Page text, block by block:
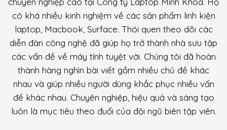
có khá nhiều kinh nghiệm về các sản phẩm linh kiện
laptop, Macbook, Surface. Thói quen theo dõi các
diễn đàn công nghệ đã giúp họ trở thành nhà sưu tập
các vấn đề về máy tính tuyệt vời. Chúng tôi đã hoàn
thành hàng nghìn bài viết gồm nhiều chủ đề khác
nhau và giúp nhiều người dùng khắc phục nhiều vấn
đề khác nhau. Chuyên nghiệp, hiệu quả và sáng tạo
luôn là mục tiêu theo đuổi của đội ngũ biên tập viên.